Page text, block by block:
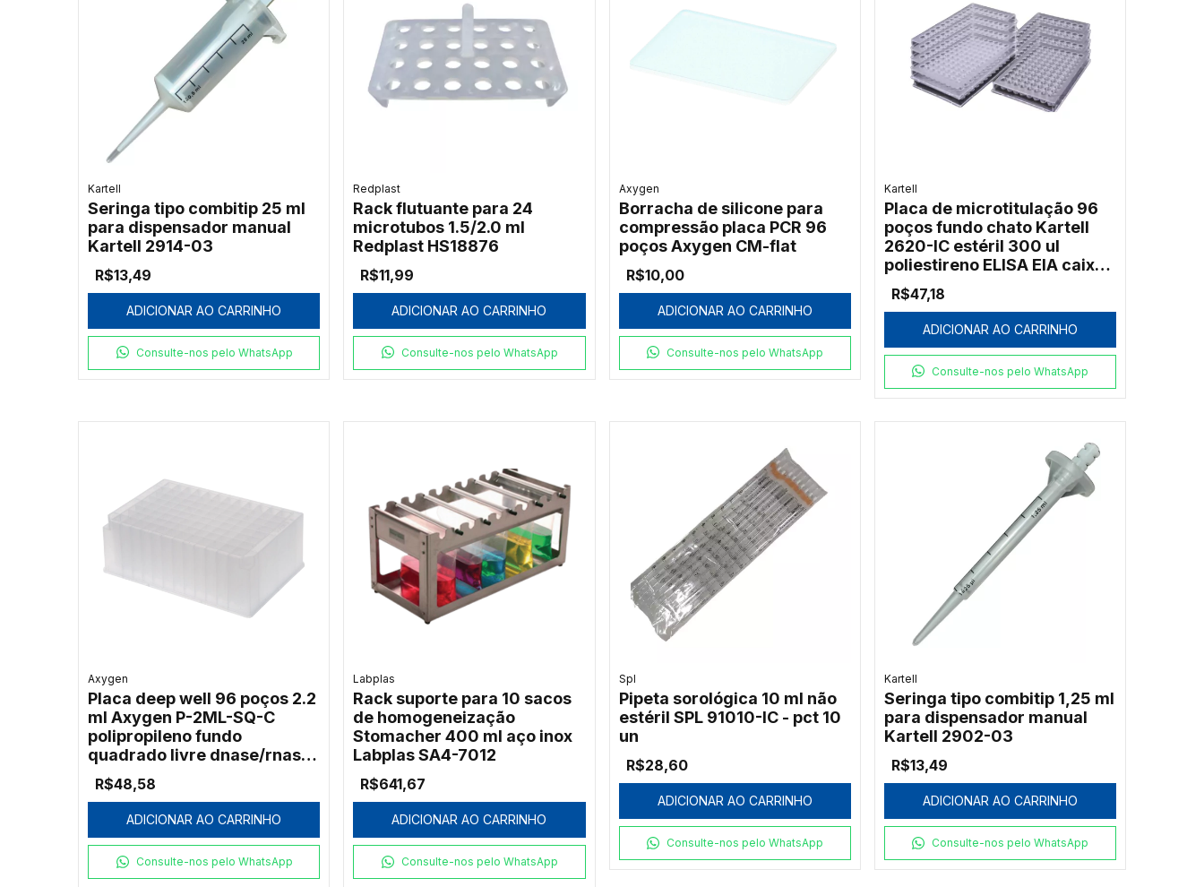
Kartell
Seringa tipo combitip 25 ml
para dispensador manual
Kartell 2914-03
R$13,49
ADICIONAR AO CARRINHO
Consulte-nos pelo WhatsApp
Redplast
Rack flutuante para 24
microtubos 1.5/2.0 ml
Redplast HS18876
R$11,99
ADICIONAR AO CARRINHO
Consulte-nos pelo WhatsApp
Axygen
Borracha de silicone para
compressão placa PCR 96
poços Axygen CM-flat
R$10,00
ADICIONAR AO CARRINHO
Consulte-nos pelo WhatsApp
Kartell
Placa de microtitulação 96
poços fundo chato Kartell
2620-IC estéril 300 ul
poliestireno ELISA EIA caixa
c/ 8
R$47,18
ADICIONAR AO CARRINHO
Consulte-nos pelo WhatsApp
Axygen
Placa deep well 96 poços 2.2
ml Axygen P-2ML-SQ-C
polipropileno fundo
quadrado livre dnase/rnase
pacote c/ 5
R$48,58
ADICIONAR AO CARRINHO
Consulte-nos pelo WhatsApp
Labplas
Rack suporte para 10 sacos
de homogeneização
Stomacher 400 ml aço inox
Labplas SA4-7012
R$641,67
ADICIONAR AO CARRINHO
Consulte-nos pelo WhatsApp
Spl
Pipeta sorológica 10 ml não
estéril SPL 91010-IC - pct 10
un
R$28,60
ADICIONAR AO CARRINHO
Consulte-nos pelo WhatsApp
Kartell
Seringa tipo combitip 1,25 ml
para dispensador manual
Kartell 2902-03
R$13,49
ADICIONAR AO CARRINHO
Consulte-nos pelo WhatsApp